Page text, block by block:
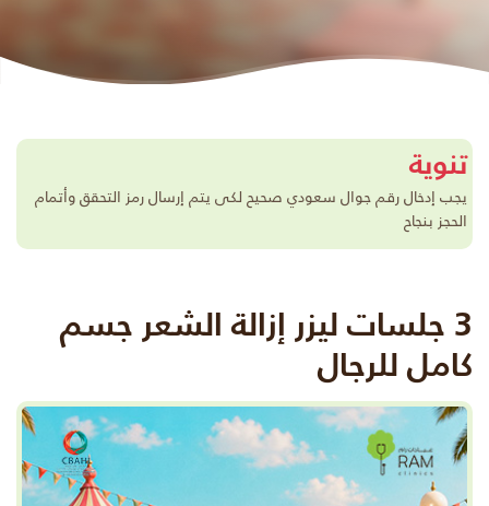
تنوية
يجب إدخال رقم جوال سعودي صحيح لكى يتم إرسال رمز التحقق وأتمام
الحجز بنجاح
3 جلسات ليزر إزالة الشعر جسم
كامل للرجال